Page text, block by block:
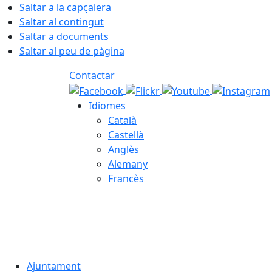
Saltar a la capçalera
Saltar al contingut
Saltar a documents
Saltar al peu de pàgina
Contactar
Idiomes
Català
Castellà
Anglès
Alemany
Francès
Ajuntament